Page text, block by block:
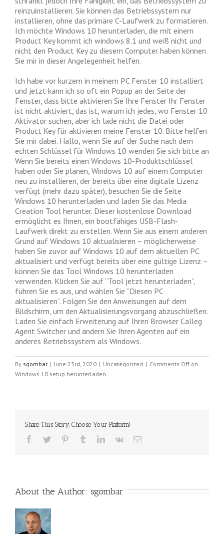
reinzuinstallieren. Sie können das Betriebssystem nur
installieren, ohne das primäre C-Laufwerk zu formatieren.
Ich möchte Windows 10 herunterladen, die mit einem
Product Key kommt ich windows 8.1 und weiß nicht und
nicht den Product Key zu diesem Computer haben können
Sie mir in dieser Angelegenheit helfen.
Ich habe vor kurzem in meinem PC Fenster 10 installiert
und jetzt kann ich so oft ein Popup an der Seite der
Fenster, dass bitte aktivieren Sie Ihre Fenster Ihr Fenster
ist nicht aktiviert, das ist, warum ich jedes, wo Fenster 10
Aktivator suchen, aber ich lade nicht die Datei oder
Product Key für aktivieren meine Fenster 10. Bitte helfen
Sie mir dabei. Hallo, wenn Sie auf der Suche nach dem
echten Schlüssel für Windows 10 wenden Sie sich bitte an
Wenn Sie bereits einen Windows 10-Produktschlüssel
haben oder Sie planen, Windows 10 auf einem Computer
neu zu installieren, der bereits über eine digitale Lizenz
verfügt (mehr dazu später), besuchen Sie die Seite
Windows 10 herunterladen und laden Sie das Media
Creation Tool herunter. Dieser kostenlose Download
ermöglicht es Ihnen, ein bootfähiges USB-Flash-
Laufwerk direkt zu erstellen. Wenn Sie aus einem anderen
Grund auf Windows 10 aktualisieren – möglicherweise
haben Sie zuvor auf Windows 10 auf dem aktuellen PC
aktualisiert und verfügt bereits über eine gültige Lizenz –
können Sie das Tool Windows 10 herunterladen
verwenden. Klicken Sie auf “Tool jetzt herunterladen”,
führen Sie es aus, und wählen Sie “Diesen PC
aktualisieren”. Folgen Sie den Anweisungen auf dem
Bildschirm, um den Aktualisierungsvorgang abzuschließen.
Laden Sie einfach Erweiterung auf Ihren Browser Calleg
Agent Switcher und ändern Sie Ihren Agenten auf ein
anderes Betriebssystem als Windows.
By sgombar | June 23rd, 2020 | Uncategorized | Comments Off on
Windows 10 setup herunterladen
Share This Story, Choose Your Platform!
About the Author: sgombar